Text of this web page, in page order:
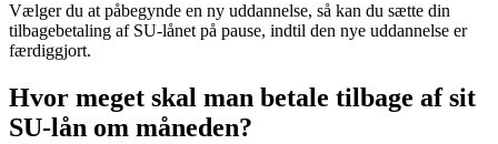
Vælger du at påbegynde en ny uddannelse, så kan du sætte din
tilbagebetaling af SU-lånet på pause, indtil den nye uddannelse er
færdiggjort.
Hvor meget skal man betale tilbage af sit
SU-lån om måneden?